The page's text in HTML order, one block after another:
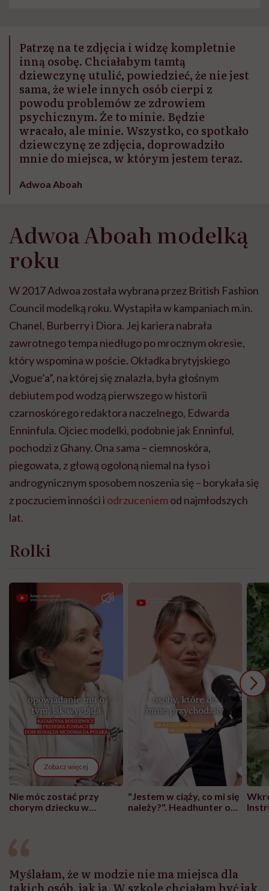
Patrzę na te zdjęcia i widzę kompletnie
inną osobę. Chciałabym tamtą
dziewczynę utulić, powiedzieć, że nie jest
sama, że wiele innych osób cierpi z
powodu problemów ze zdrowiem
psychicznym. Że to minie. Będzie
wracało, ale minie. Wszystko, co spotkało
dziewczynę ze zdjęcia, doprowadziło
mnie do miejsca, w którym jestem teraz.
Adwoa Aboah
Adwoa Aboah modelką
roku
W 2017 Adwoa została wybrana przez British Fashion
Council modelką roku. Wystapiła w kampaniach m.in.
Chanel, Burberry i Diora. Jej kariera nabrała
zawrotnego tempa niedługo po mrocznym okresie,
który wspomina w poście. Okładka brytyjskiego
„Vogue’a”, na której się znalazła, była głośnym
debiutem pod wodzą pierwszego w historii
czarnoskórego redaktora naczelnego, Edwarda
Enninfula. Ojciec modelki, podobnie jak Enninful,
pochodzi z Ghany. Ona sama – ciemnoskóra,
piegowata, z głową ogoloną niemal na łyso i
androgynicznym sposobem noszenia się – borykała się
z poczuciem inności i odrzuceniem od najmłodszych
lat.
Rolki
Zobacz więcej
Nie móc zostać przy
chorym dziecku w
"Jestem w ciąży, co mi się
należy?". Headhunter o
Myślałam, że w modzie nie ma miejsca dla